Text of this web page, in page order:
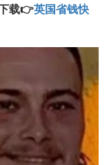
载👉英国省钱快